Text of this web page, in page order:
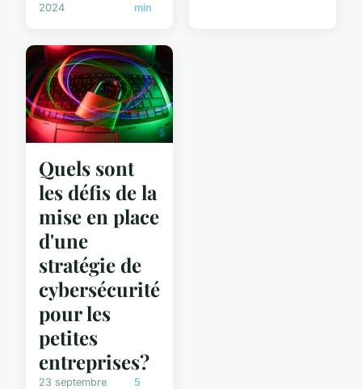
2024
min
Quels sont
les défis de la
mise en place
d'une
stratégie de
cybersécurité
pour les
petites
entreprises?
23 septembre
5